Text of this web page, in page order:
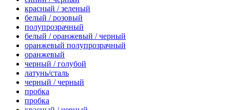
красный / зеленый
белый / розовый
полупрозрачный
белый / оранжевый / черный
оранжевый полупрозрачный
оранжевый
черный / голубой
латунь/сталь
черный / черный
пробка
пробка